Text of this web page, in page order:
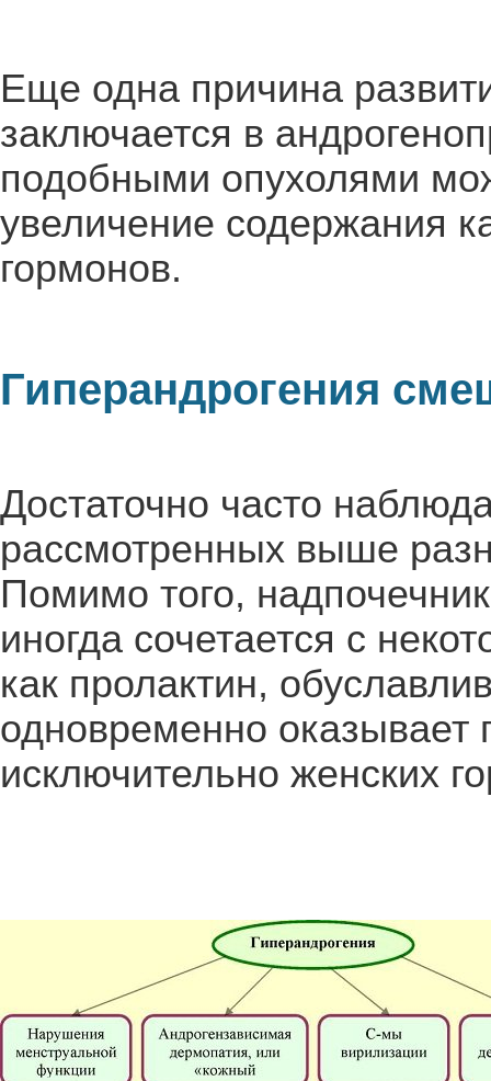
Еще одна причина
заключается в
подобными опухолями
увеличение содержания
гормонов.
Гиперандрогения
Достаточно часто
рассмотренных выше
Помимо того,
иногда сочетается с
как пролактин,
одновременно оказывает
исключительно женских